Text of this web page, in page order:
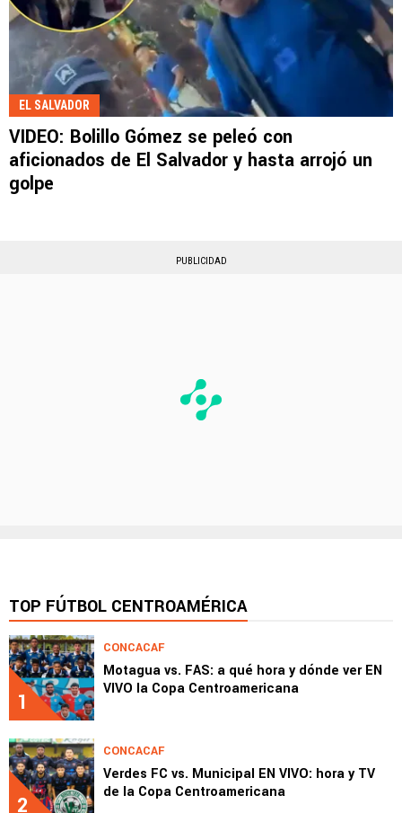
EL SALVADOR
VIDEO: Bolillo Gómez se peleó con
aficionados de El Salvador y hasta arrojó un
golpe
PUBLICIDAD
TOP FÚTBOL CENTROAMÉRICA
1
CONCACAF
Motagua vs. FAS: a qué hora y dónde ver EN
VIVO la Copa Centroamericana
2
CONCACAF
Verdes FC vs. Municipal EN VIVO: hora y TV
de la Copa Centroamericana